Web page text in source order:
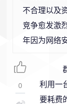
不合理以及
竞争愈发激
年因为网络
利用一
要耗费
0